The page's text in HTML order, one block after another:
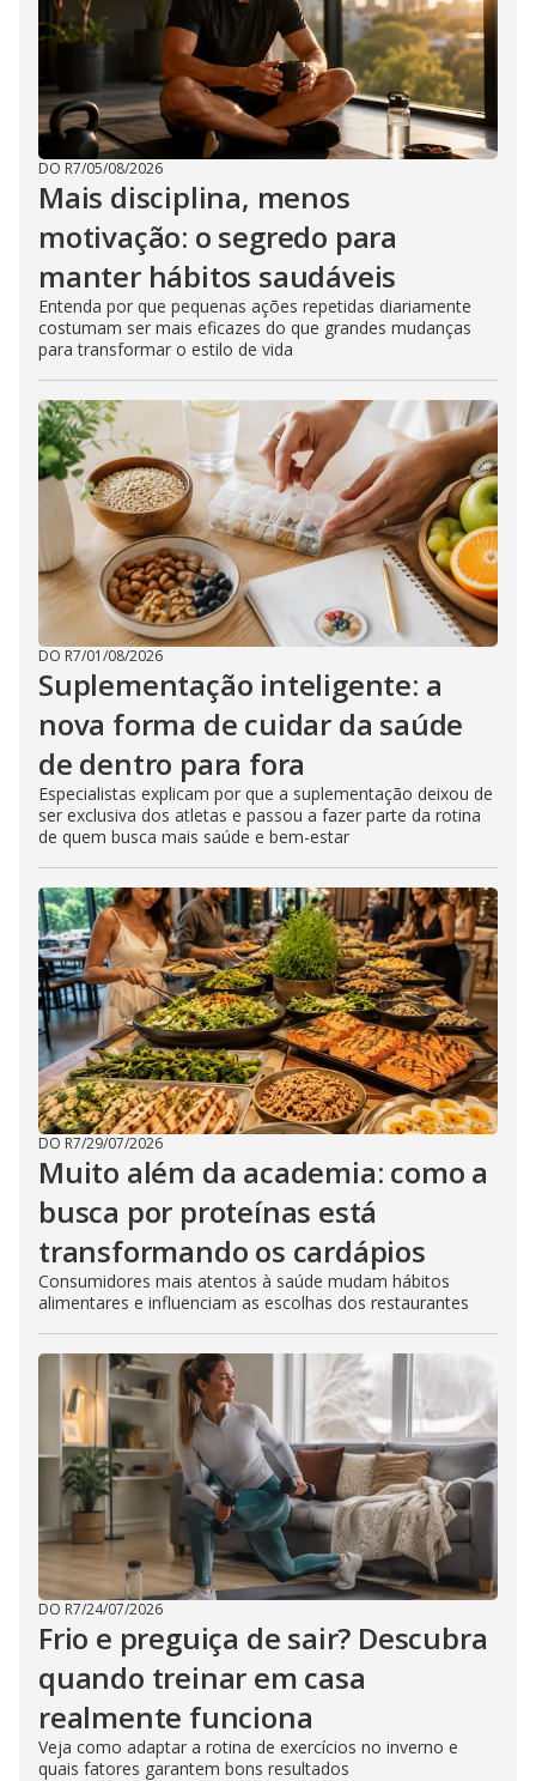
DO R7/05/08/2026
Mais disciplina, menos
motivação: o segredo para
manter hábitos saudáveis
Entenda por que pequenas ações repetidas diariamente
costumam ser mais eficazes do que grandes mudanças
para transformar o estilo de vida
DO R7/01/08/2026
Suplementação inteligente: a
nova forma de cuidar da saúde
de dentro para fora
Especialistas explicam por que a suplementação deixou de
ser exclusiva dos atletas e passou a fazer parte da rotina
de quem busca mais saúde e bem-estar
DO R7/29/07/2026
Muito além da academia: como a
busca por proteínas está
transformando os cardápios
Consumidores mais atentos à saúde mudam hábitos
alimentares e influenciam as escolhas dos restaurantes
DO R7/24/07/2026
Frio e preguiça de sair? Descubra
quando treinar em casa
realmente funciona
Veja como adaptar a rotina de exercícios no inverno e
quais fatores garantem bons resultados